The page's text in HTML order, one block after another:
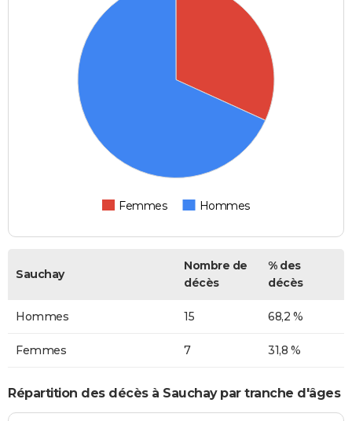
Femmes Hommes
Sauchay
Nombre de
décès
% des
décès
Hommes 15 68,2 %
Femmes 7 31,8 %
Répartition des décès à Sauchay par tranche d'âges